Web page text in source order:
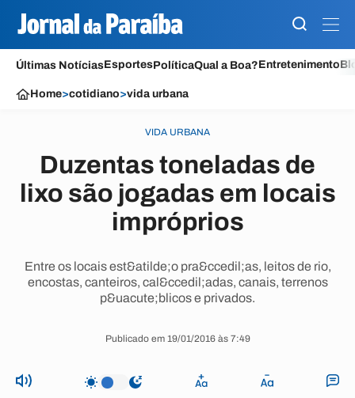
Últimas NotíciasEsportesPolíticaQual a Boa?Entretenimento
Home>cotidiano>vida urbana
VIDA URBANA
Duzentas toneladas de
lixo são jogadas em locais
impróprios
Entre os locais est&atilde;o pra&ccedil;as, leitos de rio,
encostas, canteiros, cal&ccedil;adas, canais, terrenos
p&uacute;blicos e privados.
Publicado em 19/01/2016 às 7:49